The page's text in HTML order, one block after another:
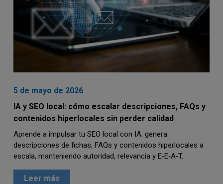
5 de mayo de 2026
IA y SEO local: cómo escalar descripciones, FAQs y
contenidos hiperlocales sin perder calidad
Aprende a impulsar tu SEO local con IA: genera
descripciones de fichas, FAQs y contenidos hiperlocales a
escala, manteniendo autoridad, relevancia y E‑E‑A‑T.
Leer más